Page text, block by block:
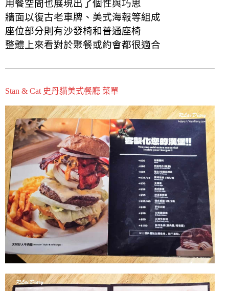
用餐空間也展現出了個性與巧思
牆面以復古老車牌、美式海報等組成
座位部分則有沙發椅和普通座椅
整體上來看對於聚餐或約會都很適合
Stan & Cat 史丹貓美式餐廳 菜單